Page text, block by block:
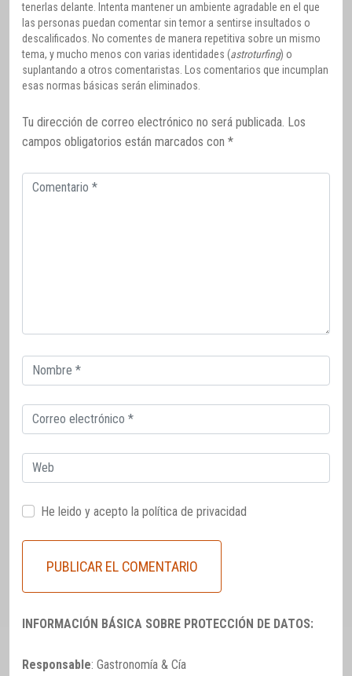
tenerlas delante. Intenta mantener un ambiente agradable en el que
las personas puedan comentar sin temor a sentirse insultados o
descalificados. No comentes de manera repetitiva sobre un mismo
tema, y mucho menos con varias identidades (astroturfing) o
suplantando a otros comentaristas. Los comentarios que incumplan
esas normas básicas serán eliminados.
Tu dirección de correo electrónico no será publicada. Los
campos obligatorios están marcados con *
Comentario
Correo
electrónico
Correo
electrónico
Web
He leido y acepto la política de privacidad
INFORMACIÓN BÁSICA SOBRE PROTECCIÓN DE DATOS:
Responsable: Gastronomía & Cía